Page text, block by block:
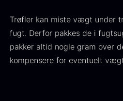
Olivenolie EVOO - Premium -
Verde Puro
Fra 105,00 kr.
På lager
Trøfler kan miste vægt under
fugt. Derfor pakkes de i
pakker altid nogle gram over
kompensere for eventuelt